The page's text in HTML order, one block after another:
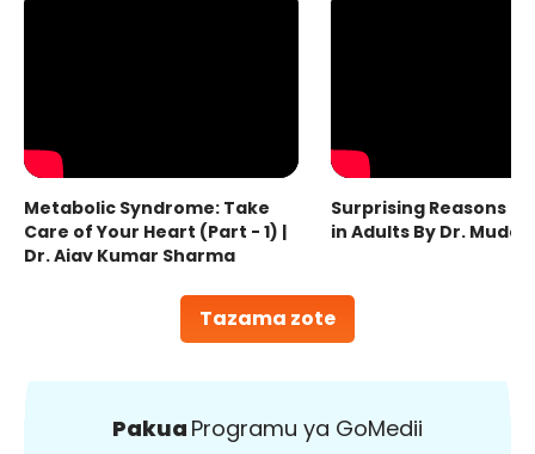
Tazama zote
Metabolic Syndrome: Take
Care of Your Heart (Part - 1) |
Dr. Ajay Kumar Sharma
Surprising Reasons
in Adults By Dr.
Pakua Programu ya GoMedii